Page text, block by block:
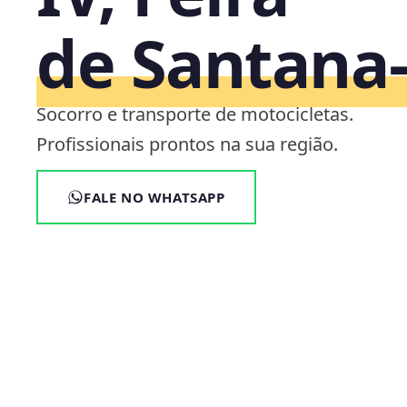
de
Socorro e transporte de motocicletas.
Profissionais prontos na sua região.
FALE NO WHATSAPP